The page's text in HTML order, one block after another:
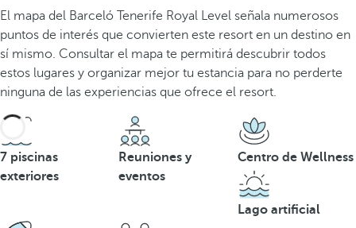
El mapa del Barceló Tenerife Royal Level señala numerosos
puntos de interés que convierten este resort en un destino en
sí mismo. Consultar el mapa te permitirá descubrir todos
estos lugares y organizar mejor tu estancia para no perderte
ninguna de las experiencias que ofrece el resort.
7 piscinas
exteriores
Reuniones y
eventos
Centro de Wellness
Lago artificial